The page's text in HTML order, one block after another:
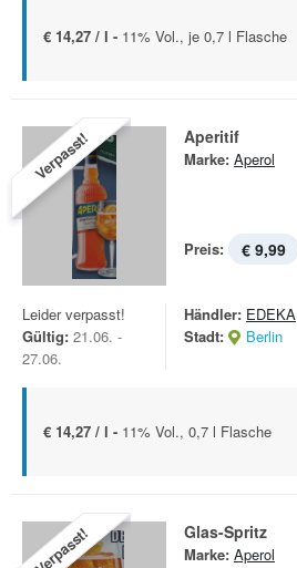
€ 14,27 / l - 11% Vol., je 0,7 l Flasche
Verpasst! Aperitif
Marke: Aperol
Preis: € 9,99
Leider verpasst!
Gültig: 21.06. -
27.06.
Händler: EDEKA
Stadt:
Berlin
€ 14,27 / l - 11% Vol., 0,7 l Flasche
Verpasst! Glas-Spritz
Marke: Aperol